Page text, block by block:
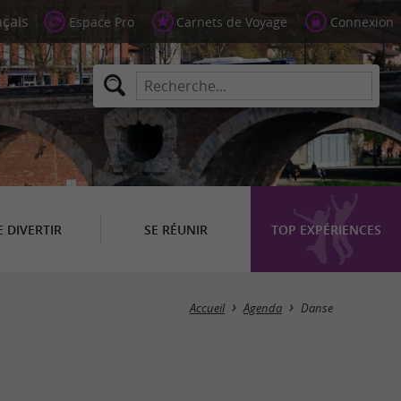
Espace Pro Carnets de Voyage Connexion
DIVERTIR SE RÉUNIR TOP EXPÉRIENCES
Masquer la carte
Accueil Agenda Danse